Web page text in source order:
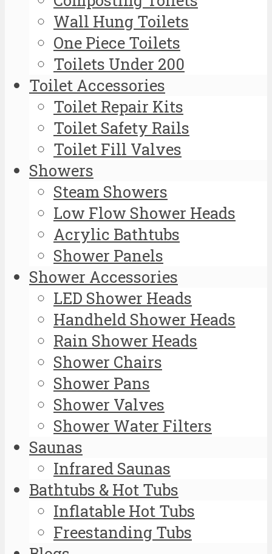
Wall Hung Toilets
One Piece Toilets
Toilets Under 200
Toilet Accessories
Toilet Repair Kits
Toilet Safety Rails
Toilet Fill Valves
Showers
Steam Showers
Low Flow Shower Heads
Acrylic Bathtubs
Shower Panels
Shower Accessories
LED Shower Heads
Handheld Shower Heads
Rain Shower Heads
Shower Chairs
Shower Pans
Shower Valves
Shower Water Filters
Saunas
Infrared Saunas
Bathtubs & Hot Tubs
Inflatable Hot Tubs
Freestanding Tubs